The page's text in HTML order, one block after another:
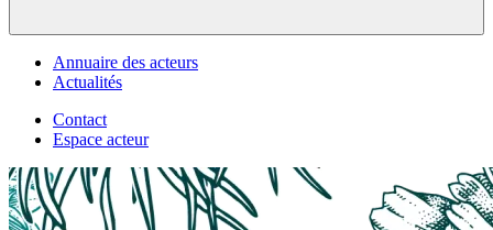
Annuaire des acteurs
Actualités
Contact
Espace acteur